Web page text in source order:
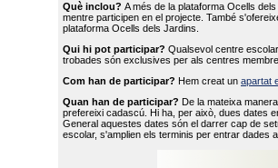
Què inclou? A més de la plataforma Ocells
mentre participen en el projecte. També
plataforma Ocells dels Jardins.
Qui hi pot participar? Qualsevol centre
trobades són exclusives per als centres
Com han de participar? Hem creat un apartat
Quan han de participar? De la mateixa
prefereixi cadascú. Hi ha, per això, dues dates
General aquestes dates són el darrer cap de
escolar, s'amplien els terminis per entrar dades